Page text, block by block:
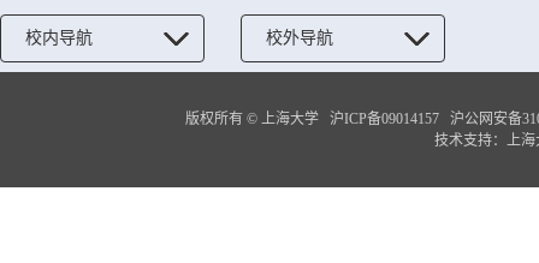
校内导航 校外导航
版权所有 ©上海大学 沪ICP备09014157
沪公网安备
技术支持： 上